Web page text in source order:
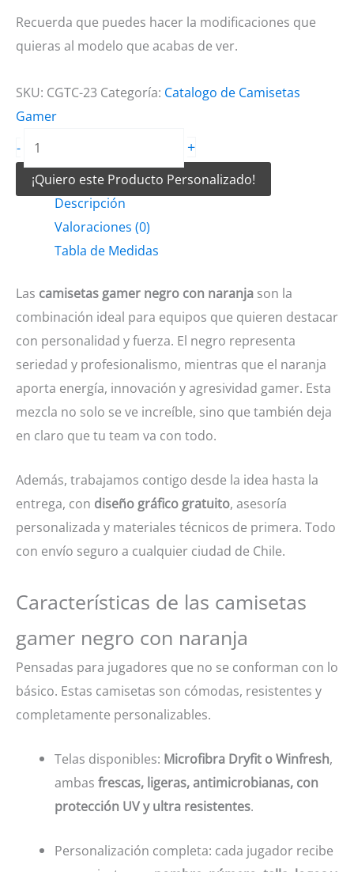
Recuerda que puedes hacer la modificaciones que
quieras al modelo que acabas de ver.
SKU: CGTC-23 Categoría: Catalogo de Camisetas
Gamer
-
Camisetas
Gamer
Negro
naranja
cantidad
+
¡Quiero este Producto Personalizado!
Descripción
Valoraciones (0)
Tabla de Medidas
Las camisetas gamer negro con naranja son la
combinación ideal para equipos que quieren destacar
con personalidad y fuerza. El negro representa
seriedad y profesionalismo, mientras que el naranja
aporta energía, innovación y agresividad gamer. Esta
mezcla no solo se ve increíble, sino que también deja
en claro que tu team va con todo.
Además, trabajamos contigo desde la idea hasta la
entrega, con diseño gráfico gratuito, asesoría
personalizada y materiales técnicos de primera. Todo
con envío seguro a cualquier ciudad de Chile.
Características de las camisetas
gamer negro con naranja
Pensadas para jugadores que no se conforman con lo
básico. Estas camisetas son cómodas, resistentes y
completamente personalizables.
Telas disponibles: Microfibra Dryfit o Winfresh,
ambasfrescas, ligeras, antimicrobianas, con
protección UV y ultra resistentes.
Personalización completa: cada jugador recibe